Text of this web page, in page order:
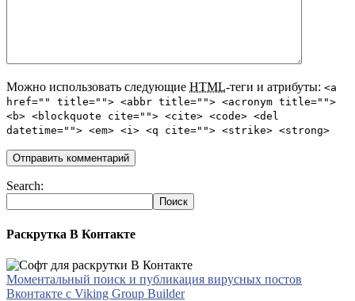
Можно использовать следующие HTML-теги и атрибуты: <a
href="" title=""> <abbr title=""> <acronym title="">
<b> <blockquote cite=""> <cite> <code> <del
datetime=""> <em> <i> <q cite=""> <strike> <strong>
Search:
Раскрутка В Контакте
Моментальный поиск и публикация вирусных постов
Вконтакте с Viking Group Builder